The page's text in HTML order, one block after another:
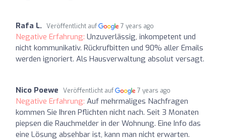
Rafa L. Veröffentlicht auf 7 years ago
Negative Erfahrung: Unzuverlässig, inkompetent und
nicht kommunikativ. Rückrufbitten und 90% aller Emails
werden ignoriert. Als Hausverwaltung absolut versagt.
Nico Poewe Veröffentlicht auf 7 years ago
Negative Erfahrung: Auf mehrmaliges Nachfragen
kommen Sie Ihren Pflichten nicht nach. Seit 3 Monaten
piepsen die Rauchmelder in der Wohnung. Eine Info das
eine Lösung absehbar ist, kann man nicht erwarten.